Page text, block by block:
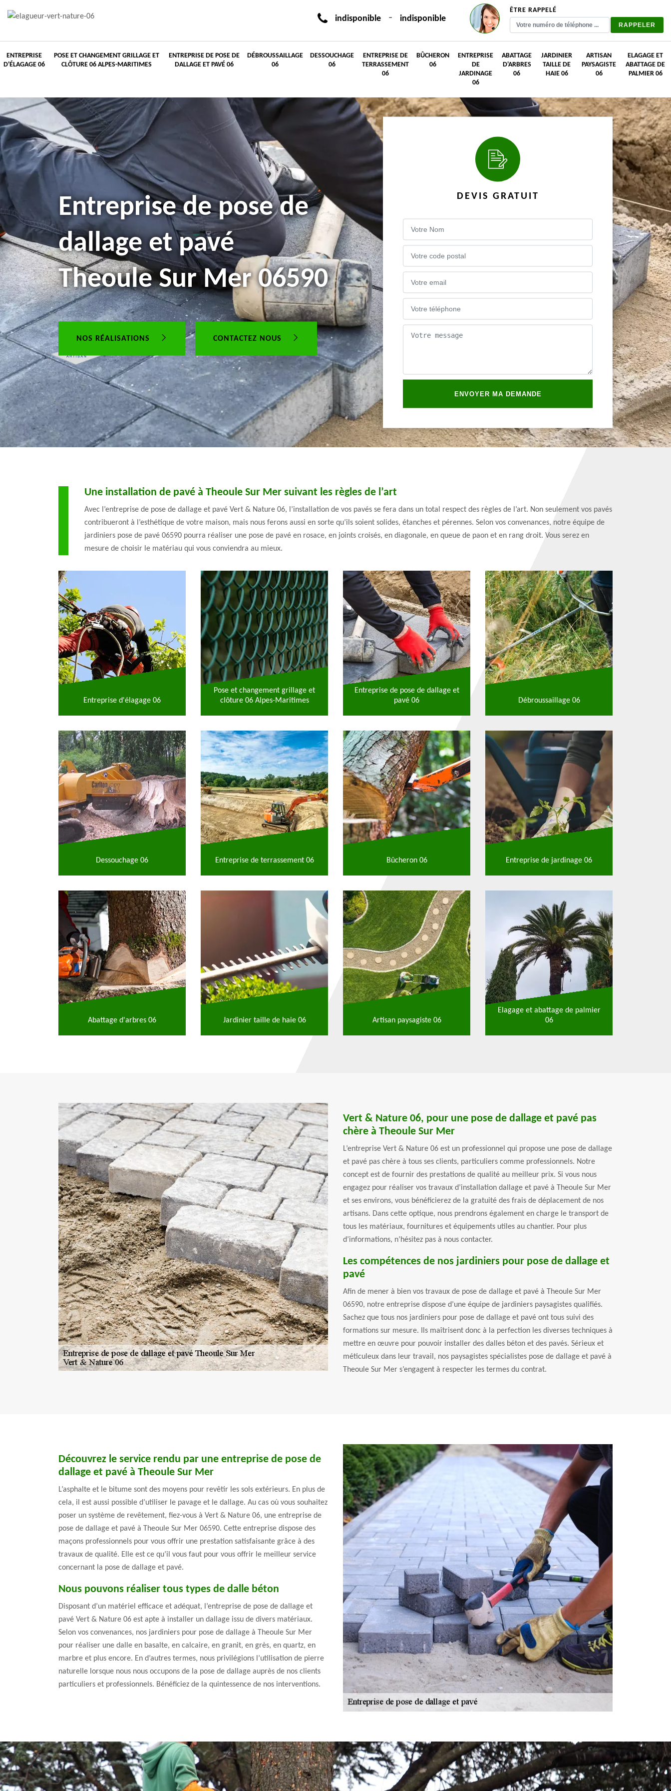
indisponible - indisponible
ÊTRE RAPPELÉ
ENTREPRISE
D'ÉLAGAGE 06
POSE ET CHANGEMENT GRILLAGE ET
CLÔTURE 06 ALPES-MARITIMES
ENTREPRISE DE POSE DE
DALLAGE ET PAVÉ 06
DÉBROUSSAILLAGE
06
DESSOUCHAGE
06
ENTREPRISE DE
TERRASSEMENT
06
BÛCHERON
06
ENTREPRISE
DE
JARDINAGE
06
ABATTAGE
D'ARBRES
06
JARDINIER
TAILLE DE
HAIE 06
ARTISAN
PAYSAGISTE
06
ELAGAGE ET
ABATTAGE DE
PALMIER 06
Entreprise de pose de
dallage et pavé
Theoule Sur Mer 06590
NOS RÉALISATIONS CONTACTEZ NOUS
DEVIS GRATUIT
Une installation de pavé à Theoule Sur Mer suivant les règles de l’art
Avec l’entreprise de pose de dallage et pavé Vert & Nature 06, l’installation de vos pavés se fera dans un total respect des règles de l’art. Non seulement vos pavés
contribueront à l’esthétique de votre maison, mais nous ferons aussi en sorte qu’ils soient solides, étanches et pérennes. Selon vos convenances, notre équipe de
jardiniers pose de pavé 06590 pourra réaliser une pose de pavé en rosace, en joints croisés, en diagonale, en queue de paon et en rang droit. Vous serez en
mesure de choisir le matériau qui vous conviendra au mieux.
Entreprise d'élagage 06
Pose et changement grillage et
clôture 06 Alpes-Maritimes
Entreprise de pose de dallage et
pavé 06
Débroussaillage 06
Dessouchage 06 Entreprise de terrassement 06 Bûcheron 06 Entreprise de jardinage 06
Abattage d'arbres 06 Jardinier taille de haie 06 Artisan paysagiste 06
Elagage et abattage de palmier
06
Vert & Nature 06, pour une pose de dallage et pavé pas
chère à Theoule Sur Mer
L’entreprise Vert & Nature 06 est un professionnel qui propose une pose de dallage
et pavé pas chère à tous ses clients, particuliers comme professionnels. Notre
concept est de fournir des prestations de qualité au meilleur prix. Si vous nous
engagez pour réaliser vos travaux d’installation dallage et pavé à Theoule Sur Mer
et ses environs, vous bénéficierez de la gratuité des frais de déplacement de nos
artisans. Dans cette optique, nous prendrons également en charge le transport de
tous les matériaux, fournitures et équipements utiles au chantier. Pour plus
d’informations, n’hésitez pas à nous contacter.
Les compétences de nos jardiniers pour pose de dallage et
pavé
Afin de mener à bien vos travaux de pose de dallage et pavé à Theoule Sur Mer
06590, notre entreprise dispose d’une équipe de jardiniers paysagistes qualifiés.
Sachez que tous nos jardiniers pour pose de dallage et pavé ont tous suivi des
formations sur mesure. Ils maîtrisent donc à la perfection les diverses techniques à
mettre en œuvre pour pouvoir installer des dalles béton et des pavés. Sérieux et
méticuleux dans leur travail, nos paysagistes spécialistes pose de dallage et pavé à
Theoule Sur Mer s’engagent à respecter les termes du contrat.
Découvrez le service rendu par une entreprise de pose de
dallage et pavé à Theoule Sur Mer
L’asphalte et le bitume sont des moyens pour revêtir les sols extérieurs. En plus de
cela, il est aussi possible d’utiliser le pavage et le dallage. Au cas où vous souhaitez
poser un système de revêtement, fiez-vous à Vert & Nature 06, une entreprise de
pose de dallage et pavé à Theoule Sur Mer 06590. Cette entreprise dispose des
maçons professionnels pour vous offrir une prestation satisfaisante grâce à des
travaux de qualité. Elle est ce qu’il vous faut pour vous offrir le meilleur service
concernant la pose de dallage et pavé.
Nous pouvons réaliser tous types de dalle béton
Disposant d’un matériel efficace et adéquat, l’entreprise de pose de dallage et
pavé Vert & Nature 06 est apte à installer un dallage issu de divers matériaux.
Selon vos convenances, nos jardiniers pour pose de dallage à Theoule Sur Mer
pour réaliser une dalle en basalte, en calcaire, en granit, en grès, en quartz, en
marbre et plus encore. En d’autres termes, nous privilégions l’utilisation de pierre
naturelle lorsque nous nous occupons de la pose de dallage auprès de nos clients
particuliers et professionnels. Bénéficiez de la quintessence de nos interventions.